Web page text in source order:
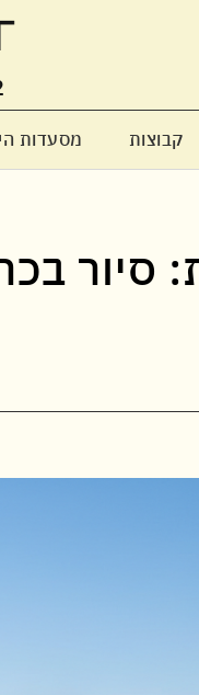
קבוצות מסעדות